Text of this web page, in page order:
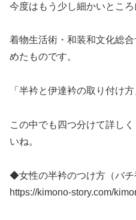
今度はもう少し細かいところ
着物生活術・和装和文化総
めたものです。
「半衿と伊達衿の取り付け
この中でも四つ分けて詳し
いね。
◆女性の半衿のつけ方（バチ
https://kimono-story.com/